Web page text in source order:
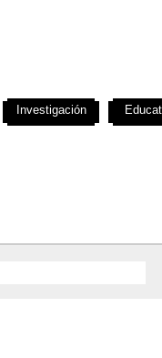
Investigación